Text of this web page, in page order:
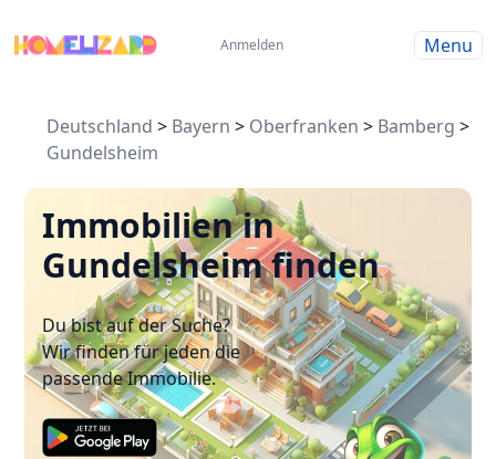
Anmelden Menu
Deutschland > Bayern > Oberfranken > Bamberg >
Gundelsheim
Immobilien in
Gundelsheim finden
Du bist auf der Suche?
Wir finden für jeden die
passende Immobilie.